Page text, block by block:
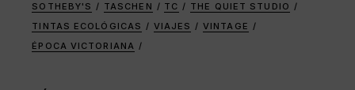
SOTHEBY'S
TASCHEN TC
THE QUIET STUDIO
TINTAS ECOLÓGICAS
VIAJES
VINTAGE
ÉPOCA VICTORIANA